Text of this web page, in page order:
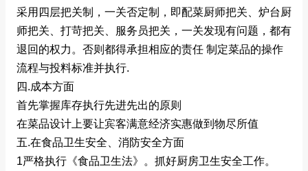
采用四层把关制，一关否定制，即配菜厨师把关、炉台厨
师把关、打苛把关、服务员把关，一关发现有问题，都有
退回的权力。否则都得承担相应的责任 制定菜品的操作
流程与投料标准并执行.
四.成本方面
首先掌握库存执行先进先出的原则
在菜品设计上要让宾客满意经济实惠做到物尽所值
五.在食品卫生安全、消防安全方面
1严格执行《食品卫生法》。抓好厨房卫生安全工作。